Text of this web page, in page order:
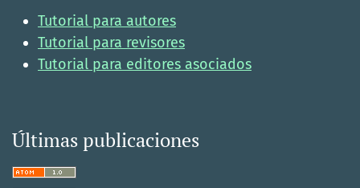
Tutorial para autores
Tutorial para revisores
Tutorial para editores asociados
Últimas publicaciones